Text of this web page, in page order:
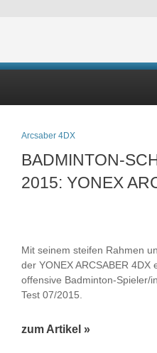
Arcsaber 4DX
BADMINTON-
2015: YONEX
Mit seinem steifen Rahmen
der YONEX ARCSABER
offensive Badminton-Spieler/
Test 07/2015.
zum Artikel »